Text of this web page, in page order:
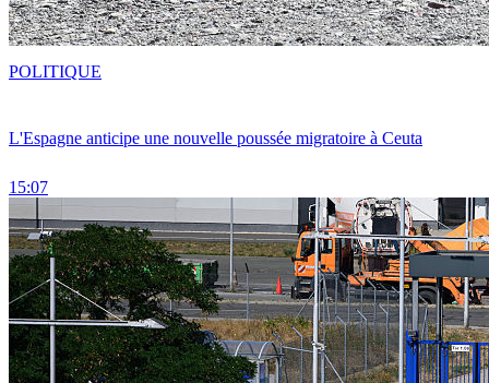
L'Espagne anticipe une nouvelle poussée migratoire à Ceuta
15:07
POLITIQUE